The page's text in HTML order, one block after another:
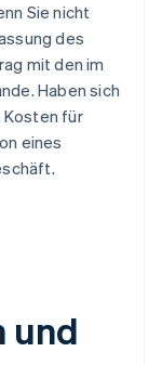
Sie nicht
des
mit den im
Haben sich
Kosten für
eines
und